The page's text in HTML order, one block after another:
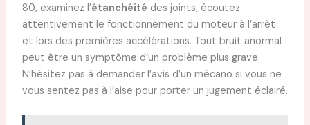
80, examinez l’étanchéité des joints, écoutez
attentivement le fonctionnement du moteur à l’arrêt
et lors des premières accélérations. Tout bruit anormal
peut être un symptôme d’un problème plus grave.
N’hésitez pas à demander l’avis d’un mécano si vous ne
vous sentez pas à l’aise pour porter un jugement éclairé.